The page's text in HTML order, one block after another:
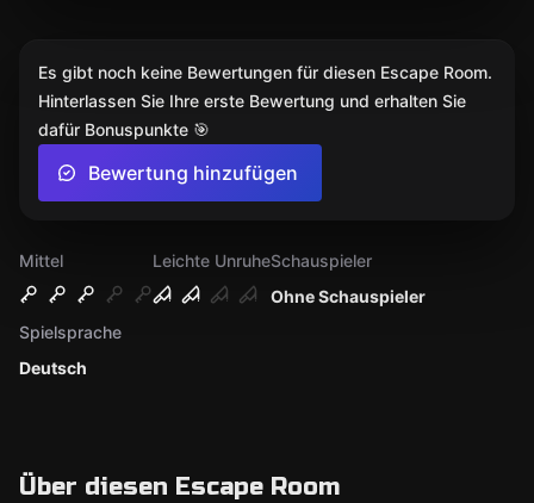
Mittel
Leichte Unruhe
Ohne Schauspieler
Schauspieler
Deutsch
Spielsprache
Über diesen Escape Room
Es gibt noch keine Bewertungen für diesen Escape Room.
Hinterlassen Sie Ihre erste Bewertung und erhalten Sie
dafür Bonuspunkte 🎯
Bewertung hinzufügen